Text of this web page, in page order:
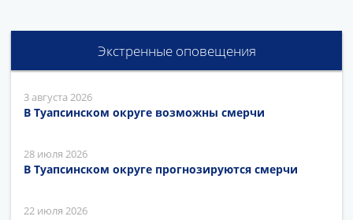
Экстренные оповещения
3 августа 2026
В Туапсинском округе возможны смерчи
28 июля 2026
В Туапсинском округе прогнозируются смерчи
22 июля 2026